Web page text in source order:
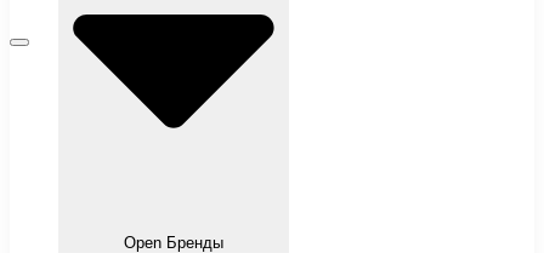
Open Бренды